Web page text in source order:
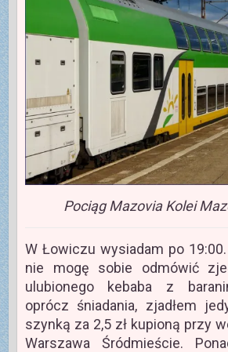
Pociąg Mazovia Kolei
W Łowiczu wysiadam po
nie mogę sobie odmówić
ulubionego kebaba z
oprócz śniadania, zjadłem
szynką za 2,5 zł kupioną przy
Warszawa Śródmieście.